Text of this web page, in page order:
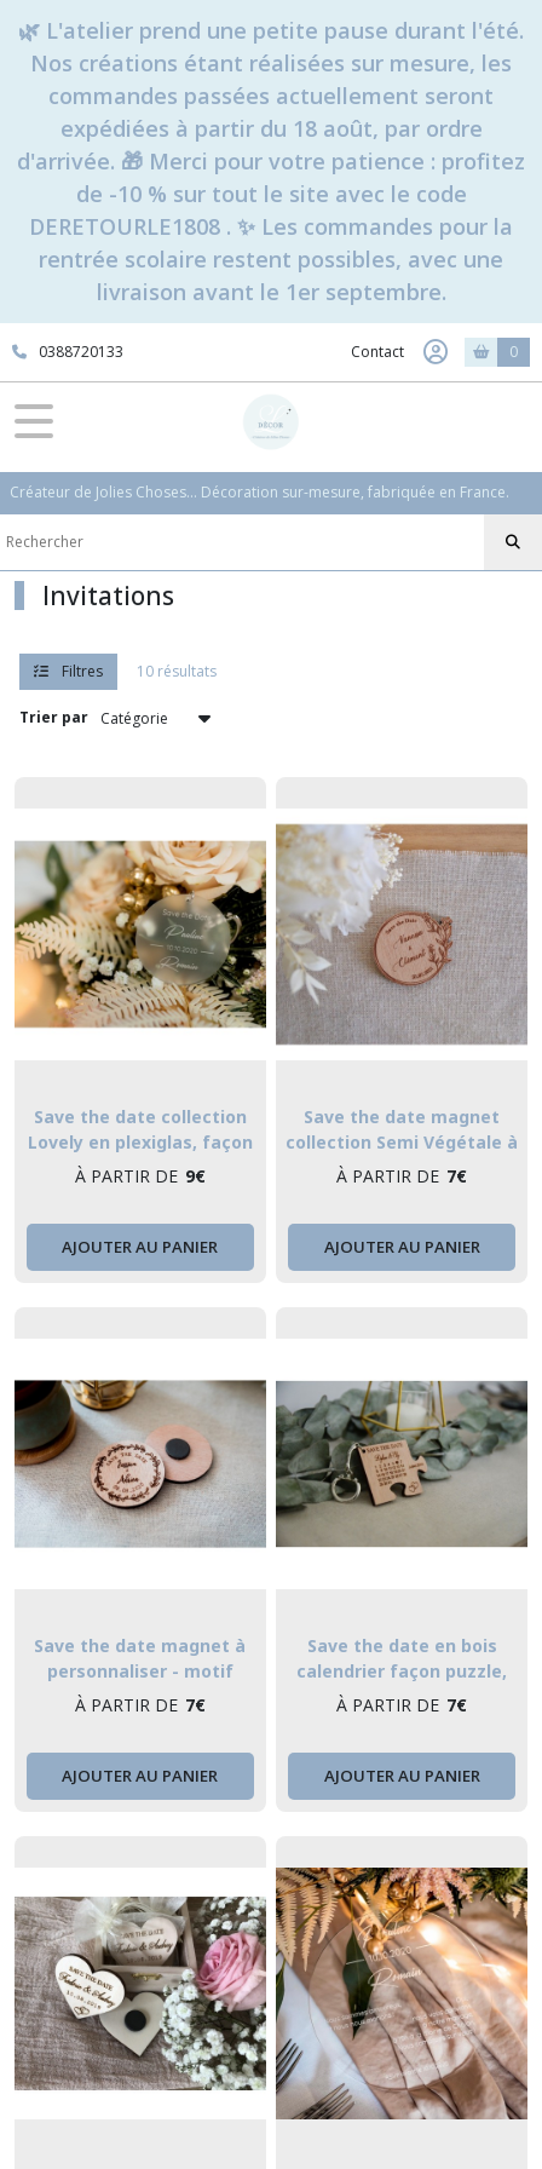
🌿 L'atelier prend une petite pause durant l'été.
Nos créations étant réalisées sur mesure, les
commandes passées actuellement seront
expédiées à partir du 18 août, par ordre
d'arrivée. 🎁 Merci pour votre patience : profitez
de -10 % sur tout le site avec le code
DERETOURLE1808 . ✨ Les commandes pour la
rentrée scolaire restent possibles, avec une
livraison avant le 1er septembre.
0388720133 Contact 0
Créateur de Jolies Choses... Décoration sur-mesure, fabriquée en France.
Invitations
Filtres 10 résultats
Trier par
Save the date collection
Lovely en plexiglas, façon
porte-clés
À PARTIR DE 9€
AJOUTER AU PANIER
Save the date magnet
collection Semi Végétale à
personnaliser - magnet en
À PARTIR DE 7€
AJOUTER AU PANIER
Save the date magnet à
personnaliser - motif
couronne végétale, save the
À PARTIR DE 7€
AJOUTER AU PANIER
Save the date en bois
calendrier façon puzzle,
aimant ou porte - clés
À PARTIR DE 7€
AJOUTER AU PANIER
Fermer
FILTRES
Tous
les
Mariage
Invitations
Save
the
Faire-
parts
(5)
Afficher
résultats